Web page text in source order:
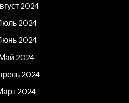
2024
2024
2024
2024
2024
2024